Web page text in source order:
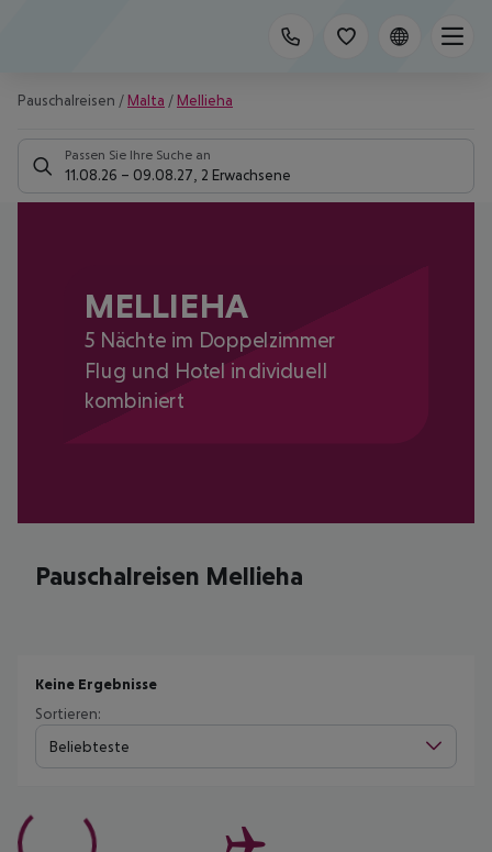
Pauschalreisen / Malta / Mellieha
Passen Sie Ihre Suche an
11.08.26 – 09.08.27 2 Erwachsene
MELLIEHA
5 Nächte im Doppelzimmer
Flug und Hotel individuell
kombiniert
Pauschalreisen Mellieha
Keine Ergebnisse
Sortieren:
Beliebteste